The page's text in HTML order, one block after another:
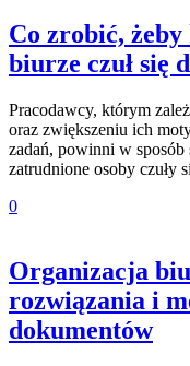
Co zrobić,
biurze czuł się
Pracodawcy, którym
oraz zwiększeniu ich
zadań, powinni w
zatrudnione osoby czuły
0
Organizacja
rozwiązania i
dokumentów